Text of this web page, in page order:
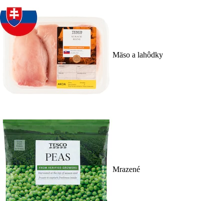
Mäso a lahôdky
Mrazené